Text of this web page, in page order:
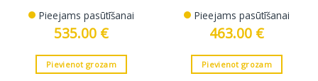
Pieejams pasūtīšanai
535.00 €
Pievienot grozam
Pieejams pasūtīšanai
463.00 €
Pievienot grozam